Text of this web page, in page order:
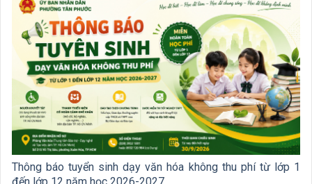
Thông báo tuyển sinh dạy văn hóa không thu phí từ lớp 1